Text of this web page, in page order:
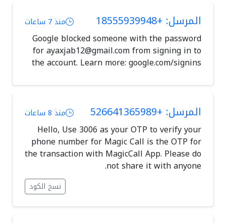
المرسل: +18555939948 منذ 7 ساعات
Google blocked someone with the password
forayaxjab12@gmail.comfrom signing in to
the account. Learn more: google.com/signins
المرسل: +526641365989 منذ 8 ساعات
Hello, Use 3006 as your OTP to verify your
phone number for Magic Call is the OTP for
the transaction with MagicCall App. Please do
not share it with anyone.
نسخ الكود